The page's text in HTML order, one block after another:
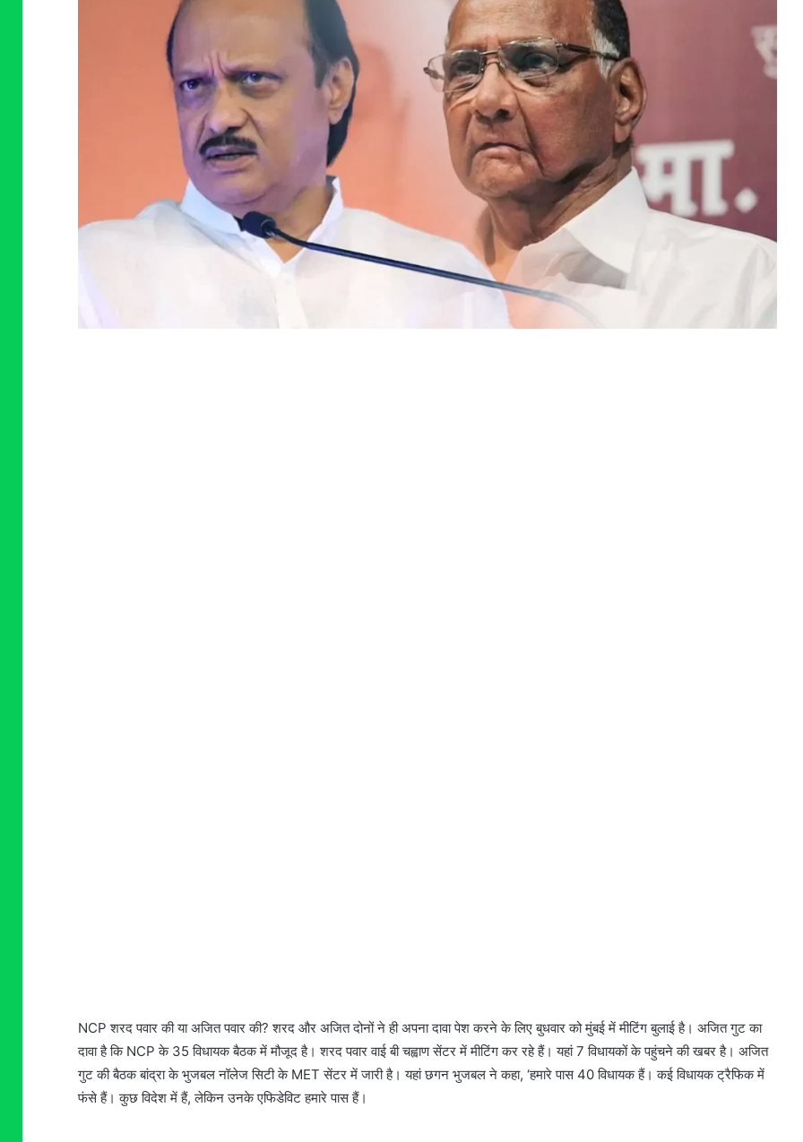
NCP शरद पवार की या अजित पवार की? शरद और अजित दोनों ने ही अपना दावा पेश करने के लिए बुधवार को मुंबई में मीटिंग बुलाई है। अजित गुट का
दावा है कि NCP के 35 विधायक बैठक में मौजूद है। शरद पवार वाई बी चह्वाण सेंटर में मीटिंग कर रहे हैं। यहां 7 विधायकों के पहुंचने की खबर है। अजित
गुट की बैठक बांद्रा के भुजबल नॉलेज सिटी के MET सेंटर में जारी है। यहां छगन भुजबल ने कहा, ‘हमारे पास 40 विधायक हैं। कई विधायक ट्रैफिक में
फंसे हैं। कुछ विदेश में हैं, लेकिन उनके एफिडेविट हमारे पास हैं।